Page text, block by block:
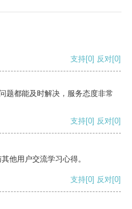
支持[0] 反对[0]
题都能及时解决，服务态度非常
支持[0] 反对[0]
他用户交流学习心得。
支持[0] 反对[0]